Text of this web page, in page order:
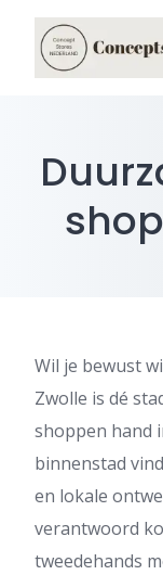
content
Wil je bewust
Zwolle is dé
shoppen hand
binnenstad
en lokale
verantwoord
tweedehands